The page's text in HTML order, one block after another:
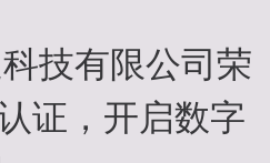
技有限公司荣
证，开启数字